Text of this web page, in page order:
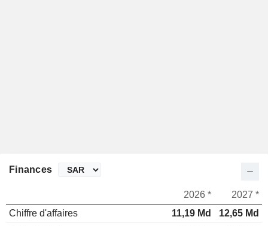
Finances
2026 *
2027 *
Chiffre d'affaires
11,19 Md
12,65 Md